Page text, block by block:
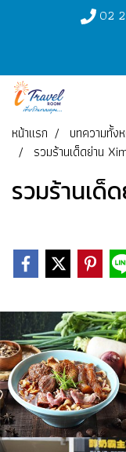
02
หน้าแรก บทความทั้ง
รวมร้านเด็ดย่าน
รวมร้านเด็